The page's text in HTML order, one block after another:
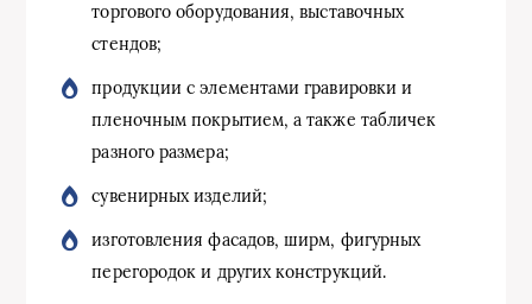
торгового оборудования, выставочных
стендов;
продукции с элементами гравировки и
пленочным покрытием, а также табличек
разного размера;
сувенирных изделий;
изготовления фасадов, ширм, фигурных
перегородок и других конструкций.